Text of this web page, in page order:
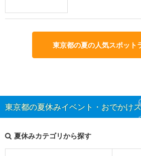
東京都の夏の人気スポット
東京都の夏休みイベント・おでかけ
夏休みカテゴリから探す